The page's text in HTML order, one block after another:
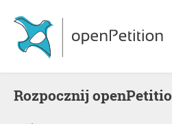
Rozpocznij